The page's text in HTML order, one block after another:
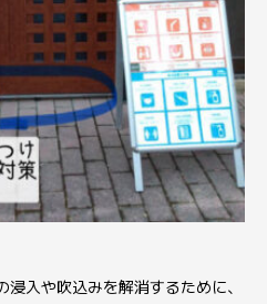
入や吹込みを解消するために、